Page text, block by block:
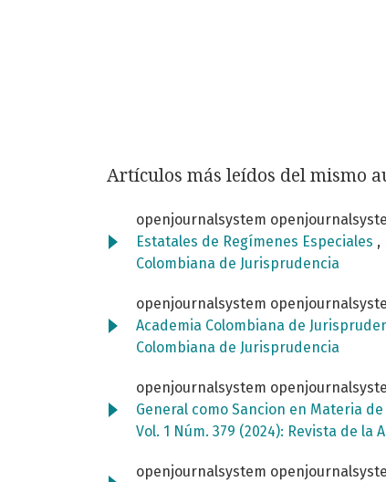
Artículos más leídos del mismo
openjournalsystem
Estatales de Regímenes Especiales ,
Colombiana de Jurisprudencia
openjournalsystem
Academia Colombiana de
Colombiana de Jurisprudencia
openjournalsystem
General como Sancion en Materia
Vol. 1 Núm. 379 (2024): Revista de
openjournalsystem